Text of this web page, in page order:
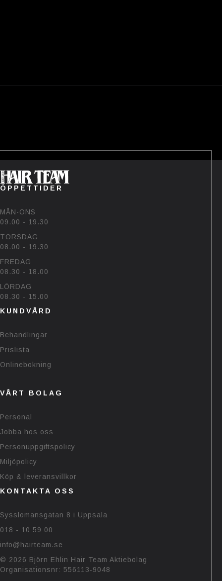
ÖPPETTIDER
MÅN-ONS
09.00 - 19.30
TORSDAG
08.00 - 19.30
FREDAG
08.30 - 18.00
LÖRDAG
08.30 - 15.00
KUNDVÅRD
Behandlingar
Prislista
Onlinebokning
VÅRT BOLAG
Personal
Jobba hos oss
Personuppgiftspolicy
Miljöpolicy
Köp & leveransvillkor
KONTAKTA OSS
Sysslomansgatan 8 i Uppsala
018 - 10 59 00
info@hairteam.se
© 2026 Björn Ehlin Hair Team Aktiebolag
Organisationsnr: 556113-9048